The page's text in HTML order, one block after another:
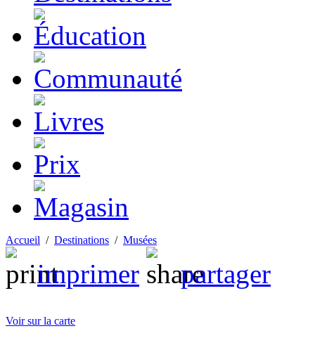
Accueil / Destinations / Musées
imprimer partager
Voir sur la carte